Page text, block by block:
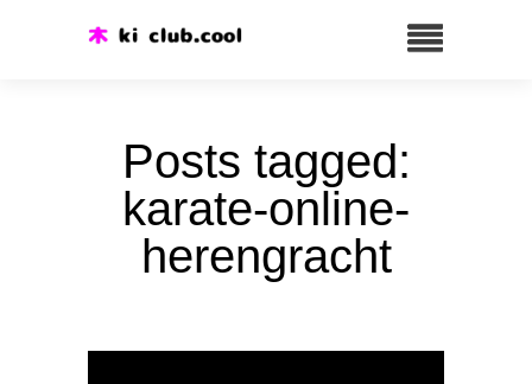
Posts tagged:
karate-online-
herengracht